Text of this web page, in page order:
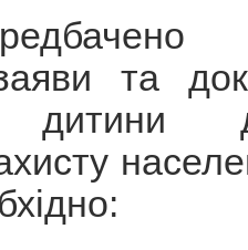
та
дитини